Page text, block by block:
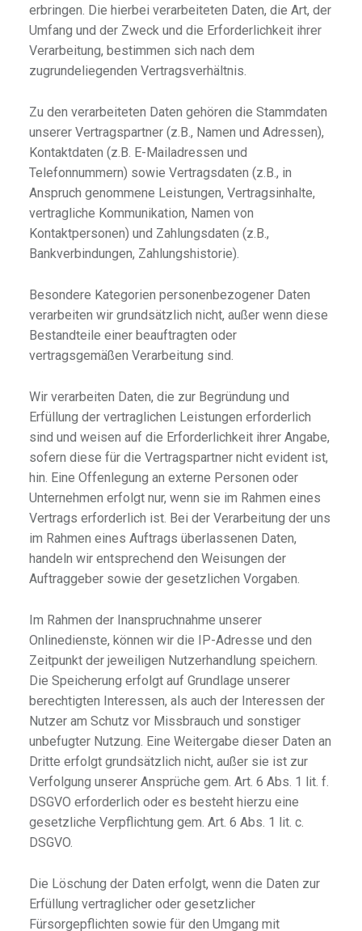
erbringen. Die hierbei verarbeiteten Daten, die Art, der
Umfang und der Zweck und die Erforderlichkeit ihrer
Verarbeitung, bestimmen sich nach dem
zugrundeliegenden Vertragsverhältnis.
Zu den verarbeiteten Daten gehören die Stammdaten
unserer Vertragspartner (z.B., Namen und Adressen),
Kontaktdaten (z.B. E-Mailadressen und
Telefonnummern) sowie Vertragsdaten (z.B., in
Anspruch genommene Leistungen, Vertragsinhalte,
vertragliche Kommunikation, Namen von
Kontaktpersonen) und Zahlungsdaten (z.B.,
Bankverbindungen, Zahlungshistorie).
Besondere Kategorien personenbezogener Daten
verarbeiten wir grundsätzlich nicht, außer wenn diese
Bestandteile einer beauftragten oder
vertragsgemäßen Verarbeitung sind.
Wir verarbeiten Daten, die zur Begründung und
Erfüllung der vertraglichen Leistungen erforderlich
sind und weisen auf die Erforderlichkeit ihrer Angabe,
sofern diese für die Vertragspartner nicht evident ist,
hin. Eine Offenlegung an externe Personen oder
Unternehmen erfolgt nur, wenn sie im Rahmen eines
Vertrags erforderlich ist. Bei der Verarbeitung der uns
im Rahmen eines Auftrags überlassenen Daten,
handeln wir entsprechend den Weisungen der
Auftraggeber sowie der gesetzlichen Vorgaben.
Im Rahmen der Inanspruchnahme unserer
Onlinedienste, können wir die IP-Adresse und den
Zeitpunkt der jeweiligen Nutzerhandlung speichern.
Die Speicherung erfolgt auf Grundlage unserer
berechtigten Interessen, als auch der Interessen der
Nutzer am Schutz vor Missbrauch und sonstiger
unbefugter Nutzung. Eine Weitergabe dieser Daten an
Dritte erfolgt grundsätzlich nicht, außer sie ist zur
Verfolgung unserer Ansprüche gem. Art. 6 Abs. 1 lit. f.
DSGVO erforderlich oder es besteht hierzu eine
gesetzliche Verpflichtung gem. Art. 6 Abs. 1 lit. c.
DSGVO.
Die Löschung der Daten erfolgt, wenn die Daten zur
Erfüllung vertraglicher oder gesetzlicher
Fürsorgepflichten sowie für den Umgang mit